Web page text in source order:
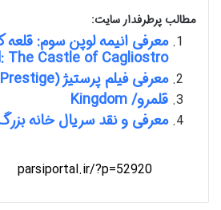
مطالب پرطرفدار سایت:
The Castle of Cagliostro)
معرفی فیلم پرستیژ (The Prestige)
قلمرو/ Kingdom
معرفی و نقد سریال خانه بزرگ 1 2 (بخش